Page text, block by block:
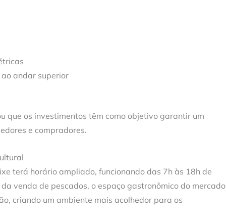
andar superior
que os investimentos têm como objetivo garantir um
e compradores.
terá horário ampliado, funcionando das 7h às 18h de
venda de pescados, o espaço gastronômico do mercado
criando um ambiente mais acolhedor para os